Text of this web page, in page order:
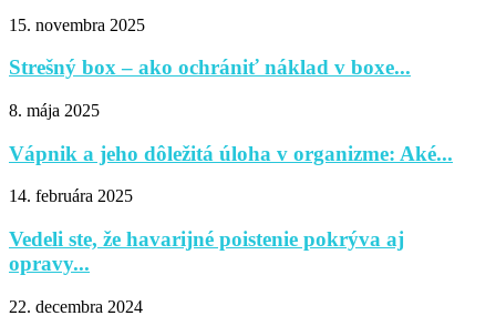
15. novembra 2025
Strešný box – ako ochrániť náklad v boxe...
8. mája 2025
Vápnik a jeho dôležitá úloha v organizme: Aké...
14. februára 2025
Vedeli ste, že havarijné poistenie pokrýva aj
opravy...
22. decembra 2024